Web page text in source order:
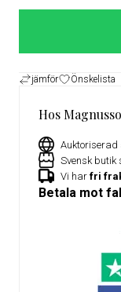
jämför Önskelista
Hos
Svensk butik
Vi har fri
Betala mot